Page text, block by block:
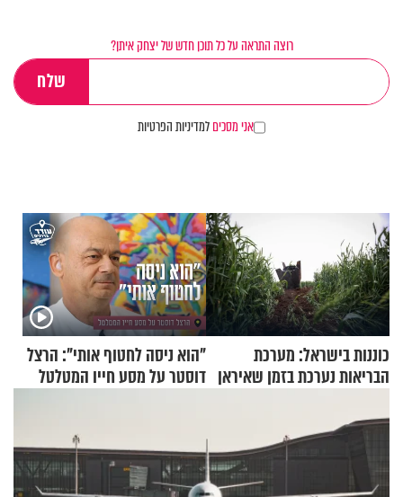
רוצה התראה על כל תוכן חדש של יצחק איתן?
אני מסכיםלמדיניות הפרטיות
כוננות בישראל: מערכת
הבריאות נערכת בזמן שאיראן
"הוא ניסה לחטוף אותי": הרצל
דוסטר על מסע חייו המטלטל